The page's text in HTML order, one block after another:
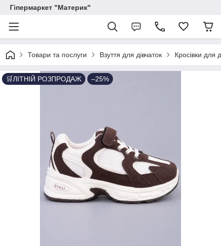
Гіпермаркет "Материк"
Товари та послуги Взуття для дівчаток Кросівки для
🛒ЛІТНІЙ РОЗПРОДАЖ –25%